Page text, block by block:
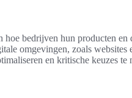
hoe bedrijven hun producten
omgevingen, zoals websites
en kritische keuzes te